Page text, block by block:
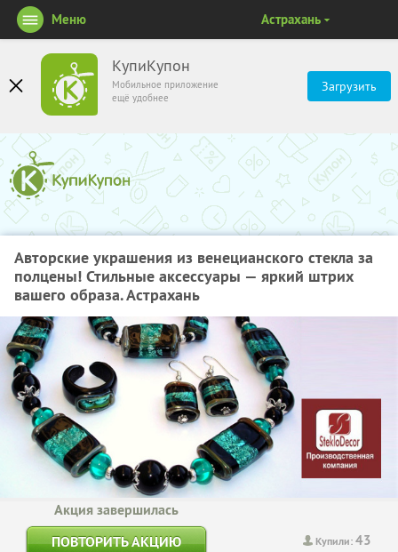
КупиКупон
Мобильное приложение
ещё удобнее
Загрузить
Меню Астрахань
Авторские украшения из венецианского стекла за
полцены! Стильные аксессуары — яркий штрих
вашего образа. Астрахань
Купили:43
Акция завершилась
ПОВТОРИТЬ АКЦИЮ